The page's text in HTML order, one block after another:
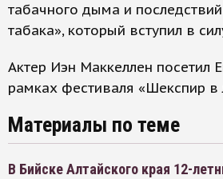
табачного дыма и
табака», который вступил в
Актер Иэн Маккеллен посетил
рамках фестиваля «Шекспир в
Материалы по теме
В Бийске Алтайского края 12-